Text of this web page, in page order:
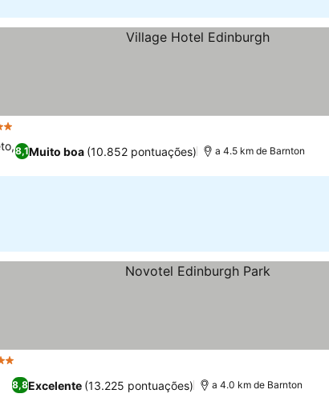
8,1Muito boa (10.852 pontuações) a 4.5 km de Barnton
8,8Excelente (13.225 pontuações) a 4.0 km de Barnton